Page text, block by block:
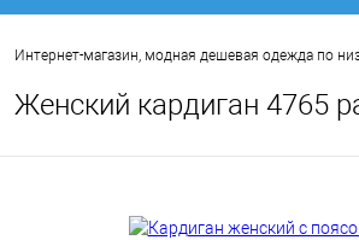
Интернет-магазин, модная дешевая одежда по
Женский кардиган 4765